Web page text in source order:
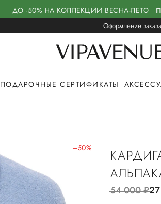
ДО -50% НА КОЛЛЕКЦИИ ВЕСНА-ЛЕТО
Оформление
ПОДАРОЧНЫЕ СЕРТИФИКАТЫ
–50%
54 000руб.